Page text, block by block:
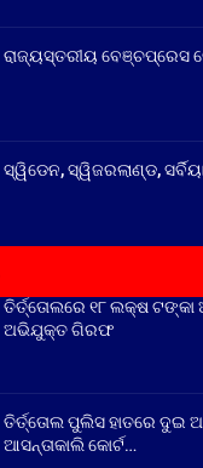
ରାଜ୍ୟସ୍ତରୀୟ ବେଞ୍ଚପ୍ରେସ
ସ୍ୱିଡେନ, ସ୍ୱିଜରଲାଣ୍ଡ,
ତିର୍ତ୍ତୋଲରେ ୧୮ ଲକ୍ଷ ଟଙ୍କା
ଅଭିଯୁକ୍ତ ଗିରଫ
ତିର୍ତ୍ତୋଲ ପୁଲିସ ହାତରେ
ଆସନ୍ତାକାଲି କୋର୍ଟ…